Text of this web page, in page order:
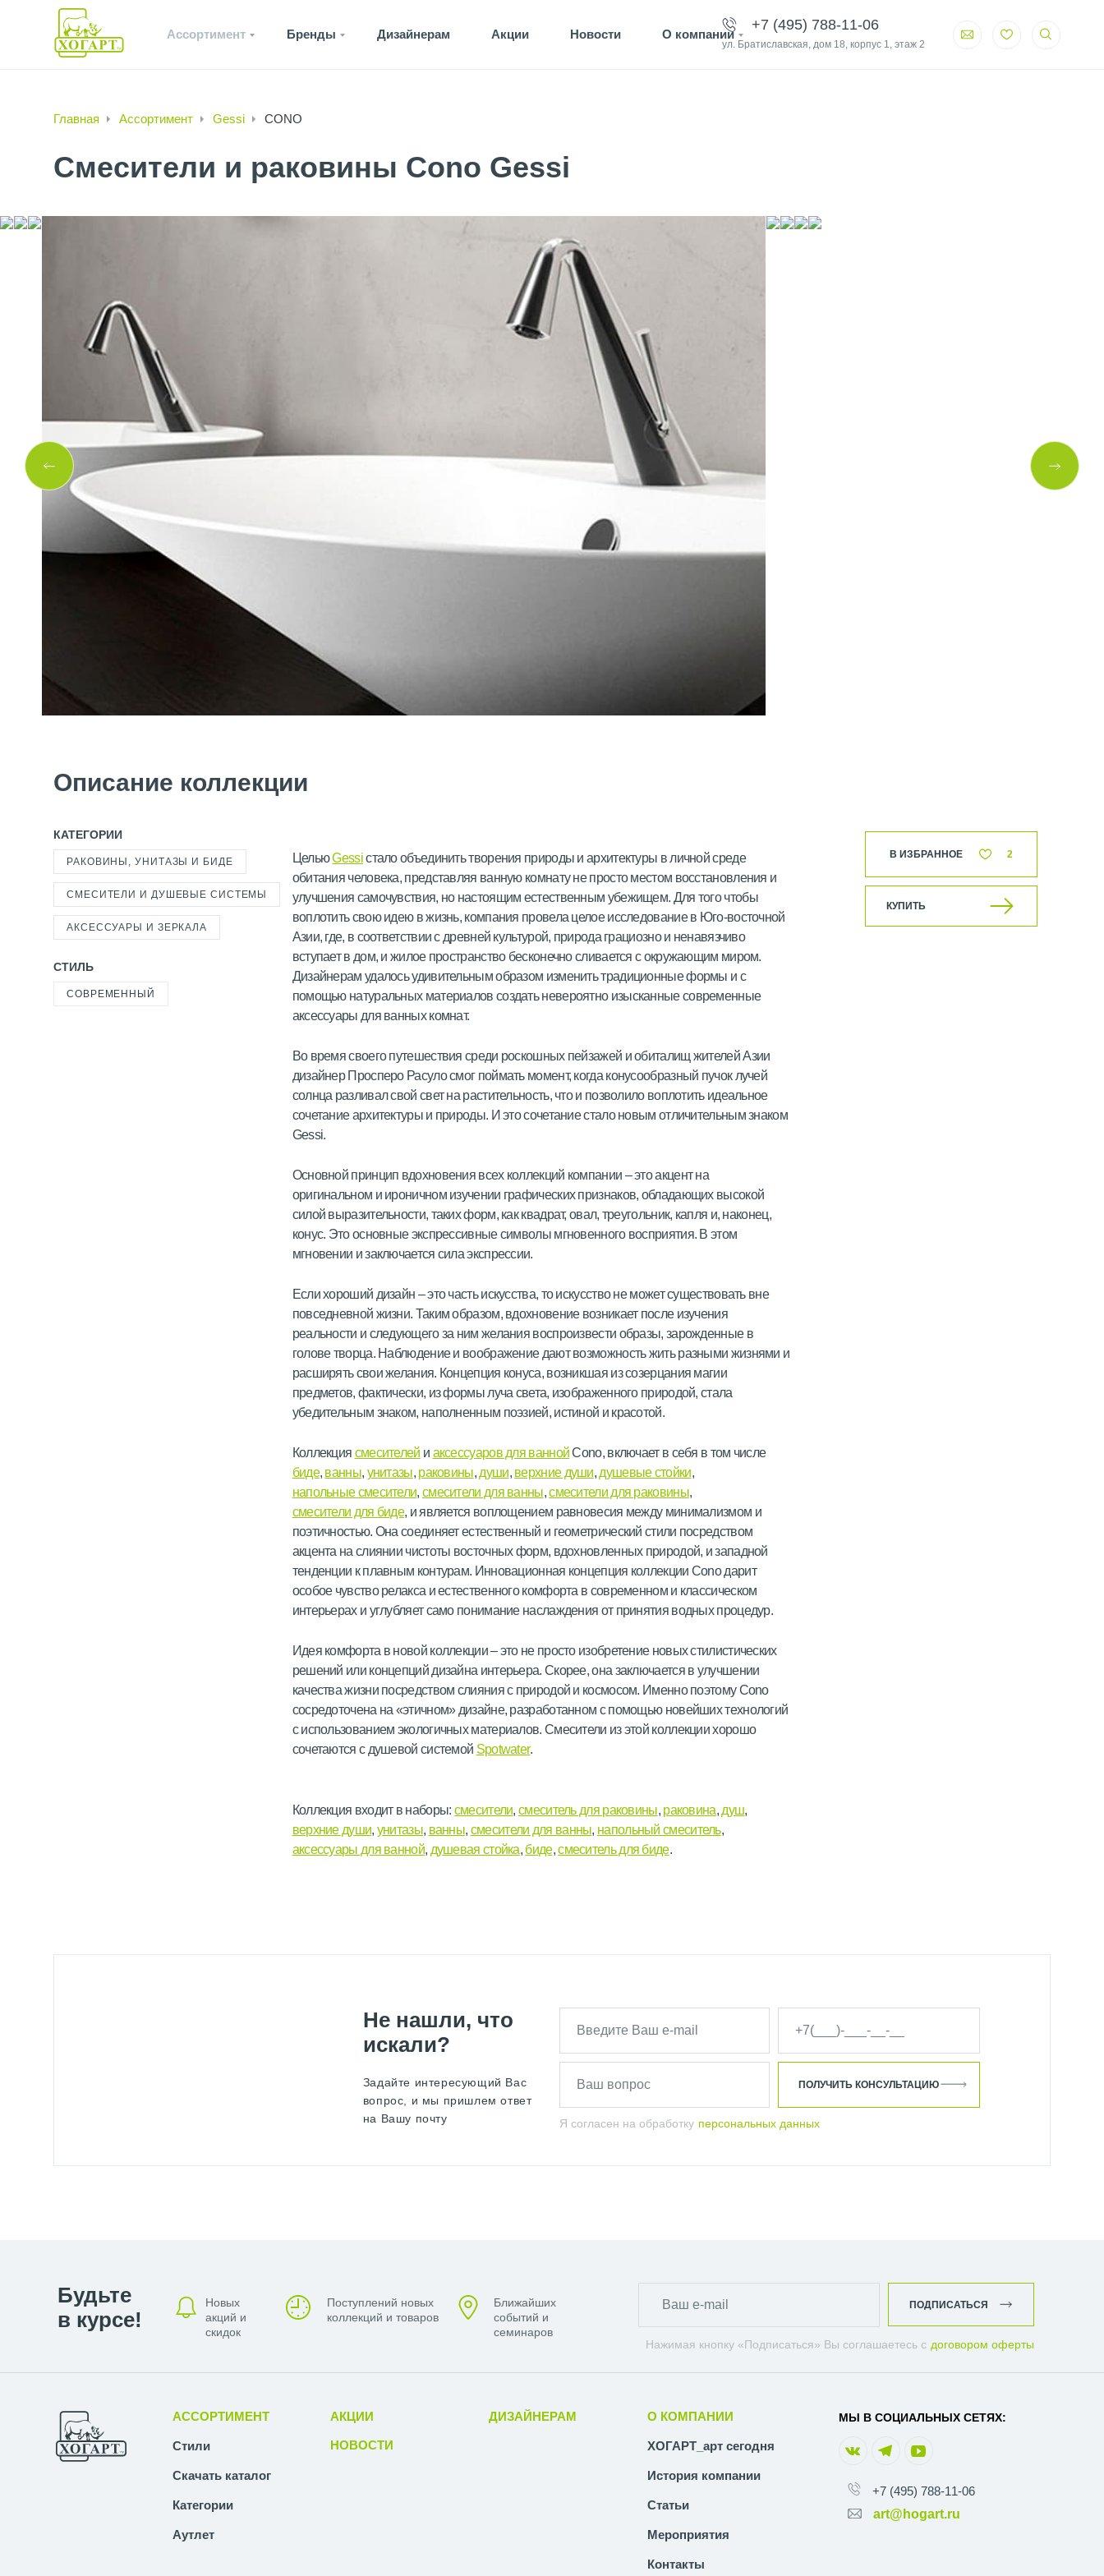
Ассортимент Бренды Дизайнерам Акции Новости О компании
+7 (495) 788-11-06
ул. Братиславская, дом 18, корпус 1, этаж 2
Главная Ассортимент Gessi CONO
Смесители и раковины Cono Gessi
Описание коллекции
КАТЕГОРИИ
РАКОВИНЫ, УНИТАЗЫ И БИДЕ
СМЕСИТЕЛИ И ДУШЕВЫЕ СИСТЕМЫ
АКСЕССУАРЫ И ЗЕРКАЛА
СТИЛЬ
СОВРЕМЕННЫЙ
ЦельюGessiстало объединить творения природы и архитектуры в личной среде
обитания человека, представляя ванную комнату не просто местом восстановления и
улучшения самочувствия, но настоящим естественным убежищем. Для того чтобы
воплотить свою идею в жизнь, компания провела целое исследование в Юго-восточной
Азии, где, в соответствии с древней культурой, природа грациозно и ненавязчиво
вступает в дом, и жилое пространство бесконечно сливается с окружающим миром.
Дизайнерам удалось удивительным образом изменить традиционные формы и с
помощью натуральных материалов создать невероятно изысканные современные
аксессуары для ванных комнат.
Во время своего путешествия среди роскошных пейзажей и обиталищ жителей Азии
дизайнер Просперо Расуло смог поймать момент, когда конусообразный пучок лучей
солнца разливал свой свет на растительность, что и позволило воплотить идеальное
сочетание архитектуры и природы. И это сочетание стало новым отличительным знаком
Gessi.
Основной принцип вдохновения всех коллекций компании – это акцент на
оригинальном и ироничном изучении графических признаков, обладающих высокой
силой выразительности, таких форм, как квадрат, овал, треугольник, капля и, наконец,
конус. Это основные экспрессивные символы мгновенного восприятия. В этом
мгновении и заключается сила экспрессии.
Если хороший дизайн – это часть искусства, то искусство не может существовать вне
повседневной жизни. Таким образом, вдохновение возникает после изучения
реальности и следующего за ним желания воспроизвести образы, зарожденные в
голове творца. Наблюдение и воображение дают возможность жить разными жизнями и
расширять свои желания. Концепция конуса, возникшая из созерцания магии
предметов, фактически, из формы луча света, изображенного природой, стала
убедительным знаком, наполненным поэзией, истиной и красотой.
Коллекция смесителей и аксессуаров для ваннойCono, включает в себя в том числе
биде, ванны, унитазы, раковины, души, верхние души, душевые стойки,
напольные смесители, смесители для ванны,смесители для раковины,
смесители для биде, и является воплощением равновесия между минимализмом и
поэтичностью. Она соединяет естественный и геометрический стили посредством
акцента на слиянии чистоты восточных форм, вдохновленных природой, и западной
тенденции к плавным контурам. Инновационная концепция коллекции Cono дарит
особое чувство релакса и естественного комфорта в современном и классическом
интерьерах и углубляет само понимание наслаждения от принятия водных процедур.
Идея комфорта в новой коллекции – это не просто изобретение новых стилистических
решений или концепций дизайна интерьера. Скорее, она заключается в улучшении
качества жизни посредством слияния с природой и космосом. Именно поэтому Cono
сосредоточена на «этичном» дизайне, разработанном с помощью новейших технологий
с использованием экологичных материалов. Смесители из этой коллекции хорошо
сочетаются с душевой системой Spotwater.
Коллекция входит в наборы: смесители,смеситель для раковины, раковина, душ,
верхние души, унитазы, ванны, смесители для ванны, напольный смеситель,
аксессуары для ванной, душевая стойка, биде,смеситель для биде.
В ИЗБРАННОЕ 2
КУПИТЬ
Не нашли, что
искали?
Задайте интересующий Вас
вопрос, и мы пришлем ответ
на Вашу почту
Я согласен на обработку персональных данных
ПОЛУЧИТЬ КОНСУЛЬТАЦИЮ
Будьте
в курсе!
Новых
акций и
скидок
Поступлений новых
коллекций и товаров
Ближайших
событий и
семинаров
Нажимая кнопку «Подписаться» Вы соглашаетесь с договором оферты
ПОДПИСАТЬСЯ
АССОРТИМЕНТ
Стили
Скачать каталог
Категории
Аутлет
АКЦИИ
НОВОСТИ
ДИЗАЙНЕРАМ О КОМПАНИИ
ХОГАРТ_арт сегодня
История компании
Статьи
Мероприятия
Контакты
МЫ В СОЦИАЛЬНЫХ СЕТЯХ:
+7 (495) 788-11-06
art@hogart.ru